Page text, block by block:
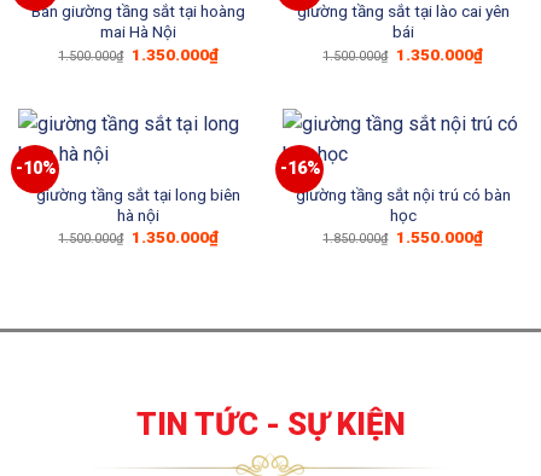
Bán giường tầng sắt tại hoàng
mai Hà Nội
1.500.000₫ Giá
1.350.000₫Giá
hiện
1.350.000₫.
giường tầng sắt tại lào cai yên
bái
1.500.000₫ Giá
1.350.000₫Giá
hiện
-10%
giường tầng sắt tại long biên
hà nội
1.500.000₫ Giá
1.350.000₫Giá
hiện
-16%
giường tầng sắt nội trú có bàn
học
1.850.000₫ Giá
1.550.000₫Giá
hiện
TIN TỨC - SỰ KIỆN